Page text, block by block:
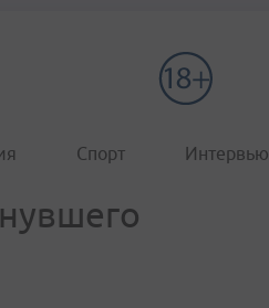
Спорт Интервью